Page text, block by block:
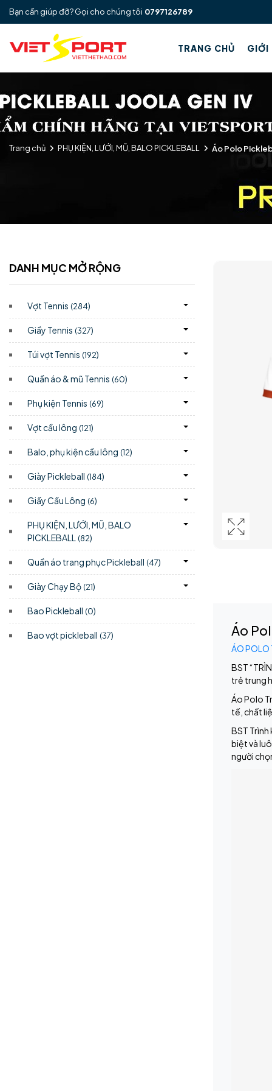
Bạn cần giúp đỡ? Gọi cho chúng tôi 0797126789
TRANG CHỦ GIỚI
Trang chủ PHỤ KIỆN, LƯỚI, MŨ, BALO PICKLEBALL Áo Polo
DANH MỤC MỞ RỘNG
Vợt Tennis (284)
Giầy Tennis (327)
Túi vợt Tennis (192)
Quần áo & mũ Tennis (60)
Phụ kiện Tennis (69)
Vợt cầu lông (121)
Balo, phụ kiện cầu lông (12)
Giày Pickleball (184)
Giầy Cầu Lông (6)
PHỤ KIỆN, LƯỚI, MŨ, BALO
PICKLEBALL (82)
Quần áo trang phục Pickleball (47)
Giày Chạy Bộ (21)
Bao Pickleball (0)
Bao vợt pickleball (37) Áo
ÁO POLO
BST
trẻ trung
Áo Polo
tế, chất
BST
biệt và
người